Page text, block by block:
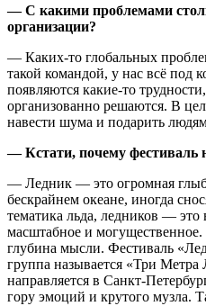
— С какими проблемами
организации?
— Каких-то глобальных
такой командой, у нас всё под
появляются какие-то
организованно решаются. В
навести шума и подарить
— Кстати, почему фестиваль
— Ледник — это огромная
бескрайнем океане, иногда
тематика льда, ледников — это
масштабное и
глубина мысли. Фестиваль
группа называется «Три Метра
направляется в Санкт-
гору эмоций и крутого музла.